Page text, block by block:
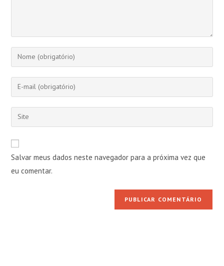
Digite
seu
nome
ou
de
usuário
para
Digite
seu
endereço
de
para
comentar
Digite
o
do
seu
site
Salvar meus dados neste navegador para a próxima vez que
eu comentar.